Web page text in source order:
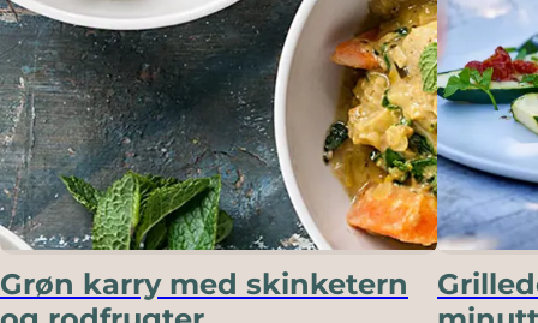
Grøn karry med skinketern